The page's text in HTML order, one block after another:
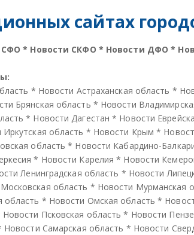
сайтах
СФО * Новости СКФО * Новости ДФО *
* Новости Астраханская область *
Брянская область * Новости
* Новости Дагестан * Новости
область * Новости Крым *
область * Новости Кабардино-
* Новости Карелия * Новости
Ленинградская область * Новости
область * Новости Мурманская
область * Новости Омская область *
Новости Псковская область * Новости
Новости Самарская область * Новости